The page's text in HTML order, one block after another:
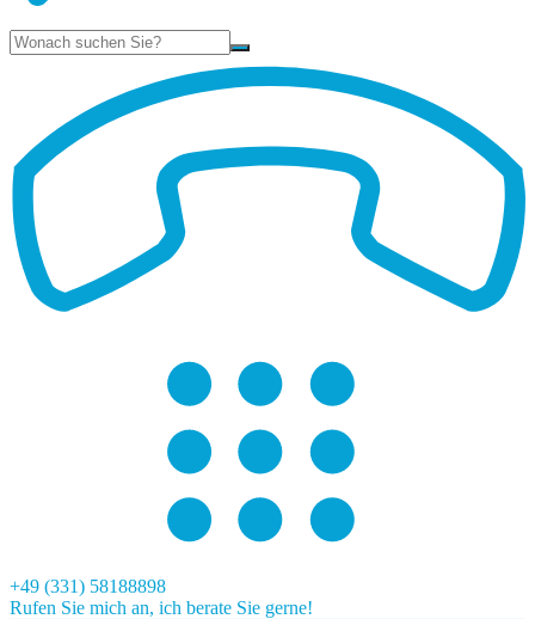
Suche
+49 (331) 58188898
Rufen Sie mich an, ich berate Sie gerne!